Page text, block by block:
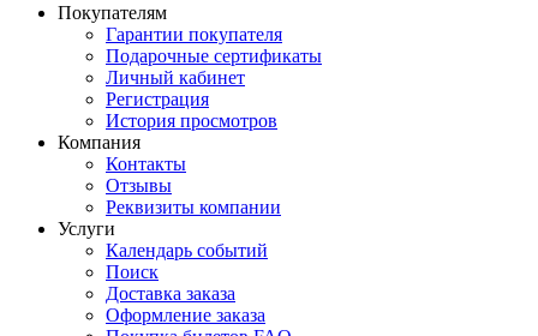
Покупателям
Гарантии покупателя
Подарочные сертификаты
Личный кабинет
Регистрация
История просмотров
Компания
Контакты
Отзывы
Реквизиты компании
Услуги
Календарь событий
Поиск
Доставка заказа
Оформление заказа